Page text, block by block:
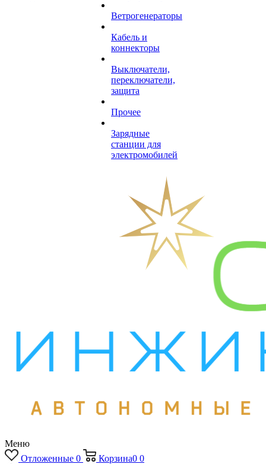
Ветрогенераторы
Кабель и
коннекторы
Выключатели,
переключатели,
защита
Прочее
Зарядные
станции для
электромобилей
Меню
Отложенные 0 Корзина0 0